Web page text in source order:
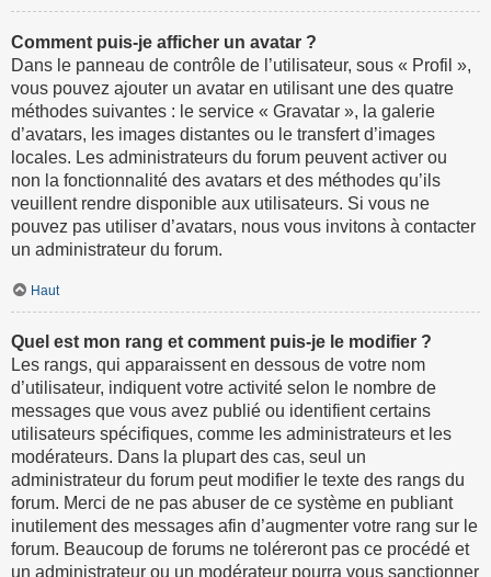
Comment puis-je afficher un avatar ?
Dans le panneau de contrôle de l’utilisateur, sous « Profil »,
vous pouvez ajouter un avatar en utilisant une des quatre
méthodes suivantes : le service « Gravatar », la galerie
d’avatars, les images distantes ou le transfert d’images
locales. Les administrateurs du forum peuvent activer ou
non la fonctionnalité des avatars et des méthodes qu’ils
veuillent rendre disponible aux utilisateurs. Si vous ne
pouvez pas utiliser d’avatars, nous vous invitons à contacter
un administrateur du forum.
Haut
Quel est mon rang et comment puis-je le modifier ?
Les rangs, qui apparaissent en dessous de votre nom
d’utilisateur, indiquent votre activité selon le nombre de
messages que vous avez publié ou identifient certains
utilisateurs spécifiques, comme les administrateurs et les
modérateurs. Dans la plupart des cas, seul un
administrateur du forum peut modifier le texte des rangs du
forum. Merci de ne pas abuser de ce système en publiant
inutilement des messages afin d’augmenter votre rang sur le
forum. Beaucoup de forums ne toléreront pas ce procédé et
un administrateur ou un modérateur pourra vous sanctionner